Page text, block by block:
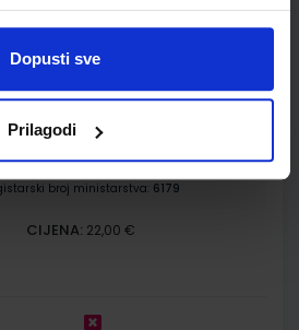
Dopusti sve
Prilagodi
za prvi razred gimnazije
Zelenko Paduan
broj ministarstva: 6179
CIJENA: 22,00 €